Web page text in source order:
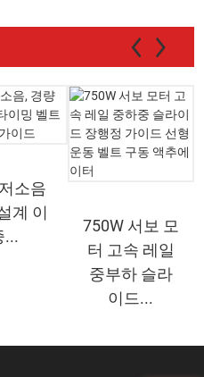
소음
계 이
...
750W 서보 모
터 고속 레일
중부하 슬라
이드...